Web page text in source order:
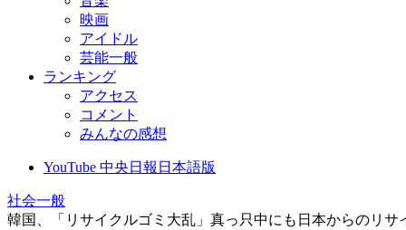
映画
アイドル
芸能一般
ランキング
アクセス
コメント
みんなの感想
YouTube 中央日報日本語版
社会一般
韓国、「リサイクルゴミ大乱」真っ只中にも日本からのリサ